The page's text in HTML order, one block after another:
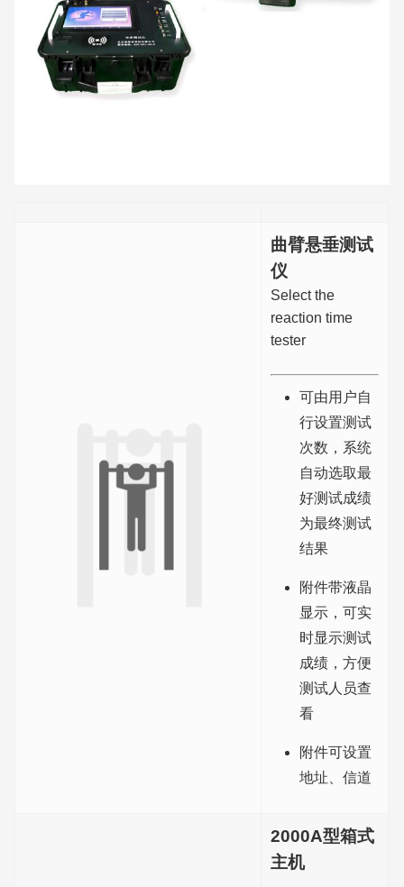
曲臂悬垂测试
仪
Select the
reaction time
tester
可由用户自
行设置测试
次数，系统
自动选取最
好测试成绩
为最终测试
结果
附件带液晶
显示，可实
时显示测试
成绩，方便
测试人员查
看
附件可设置
地址、信道
2000A型箱式
主机